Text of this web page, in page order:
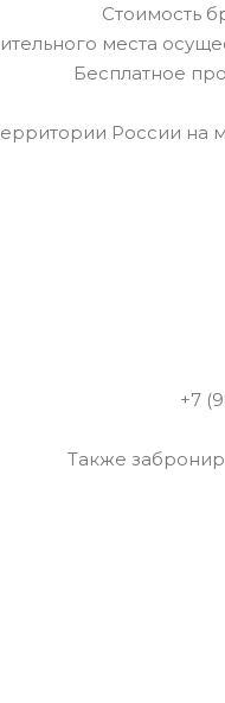
Стоимость
места
Бесплатное
России на
+7
Также